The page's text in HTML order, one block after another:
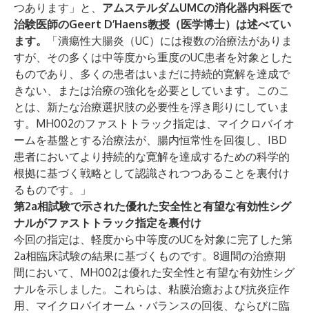
つあります」と、 アムステルダムUMCの消化器内科医で
治験医師のGeert D’Haens教授（医学博士）は述べてい
ます。
「潰瘍性大腸炎（UC）には複数の治療法がありま
すが、その多くは中等度から重度のUC患者を対象とした
ものであり、多くの患者はいまだに持続的寛解を達成で
きない、または治療の強化を必要としています。このこ
とは、新たな治療選択肢の必要性を浮き彫りにしていま
す。MH002のファストトラック指定は、マイクロバイオ
ームを基盤とする治療法が、腸内恒常性を回復し、IBD
患者においてより持続的な寛解を達成するための科学的
根拠に基づく戦略として認識されつつあることを裏付け
るものです。」
第2a相試験で示された優れた安全性と有望な有効性シグ
ナルがファストトラック指定を裏付け
今回の指定は、軽度から中等度のUCを対象に完了した第
2a相臨床試験の結果に基づくものです。8週間の治療期
間において、MH002は優れた安全性と有望な有効性シグ
ナルを示しました。これらは、粘膜治癒および抗炎症作
用、マイクロバイオーム・バランスの回復、ならびに臨